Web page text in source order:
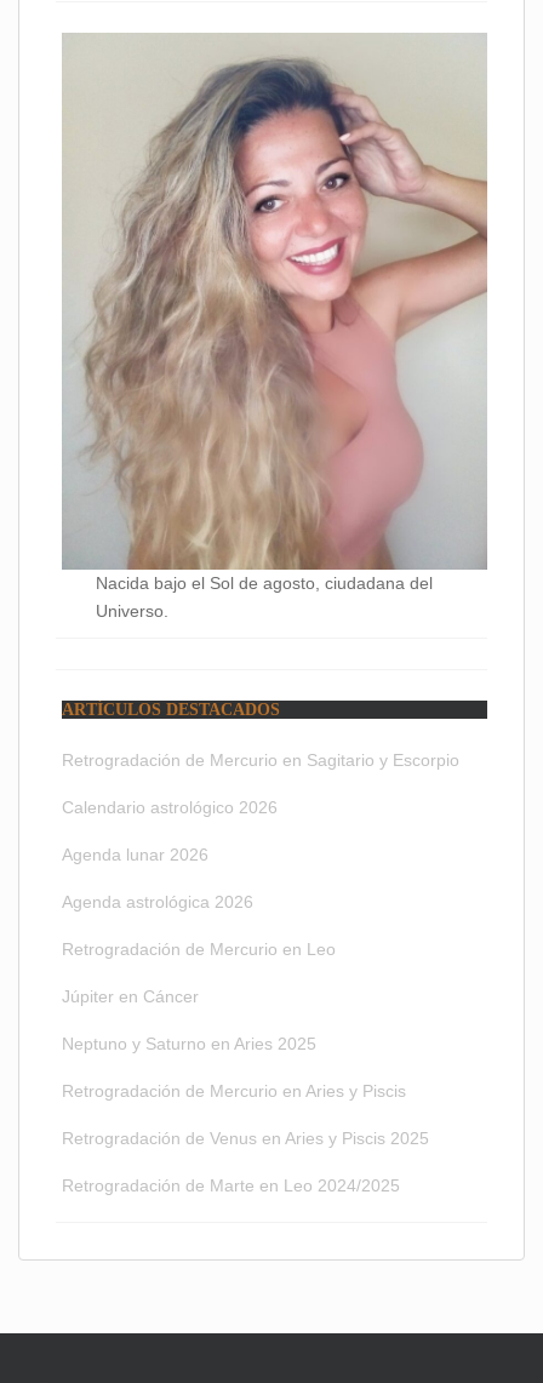
Nacida bajo el Sol de agosto, ciudadana del
Universo.
ARTÍCULOS DESTACADOS
Retrogradación de Mercurio en Sagitario y Escorpio
Calendario astrológico 2026
Agenda lunar 2026
Agenda astrológica 2026
Retrogradación de Mercurio en Leo
Júpiter en Cáncer
Neptuno y Saturno en Aries 2025
Retrogradación de Mercurio en Aries y Piscis
Retrogradación de Venus en Aries y Piscis 2025
Retrogradación de Marte en Leo 2024/2025